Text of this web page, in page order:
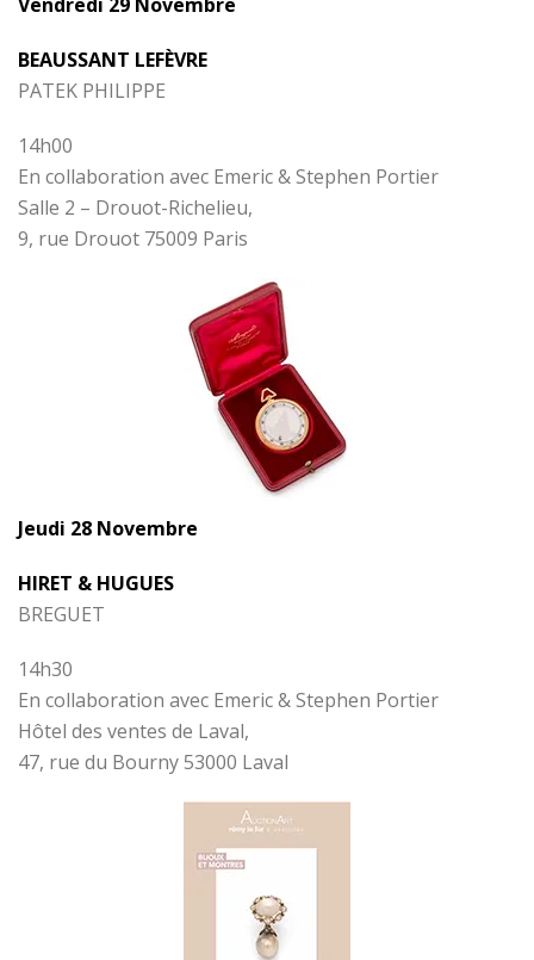
BEAUSSANT LEFÈVRE
PATEK PHILIPPE
14h00
En collaboration avec Emeric & Stephen Portier
Salle 2 – Drouot-Richelieu,
9, rue Drouot 75009 Paris
Jeudi 28 Novembre
HIRET & HUGUES
BREGUET
14h30
En collaboration avec Emeric & Stephen Portier
Hôtel des ventes de Laval,
47, rue du Bourny 53000 Laval